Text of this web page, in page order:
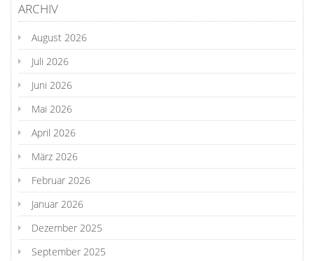
ARCHIV
August 2026
Juli 2026
Juni 2026
Mai 2026
April 2026
März 2026
Februar 2026
Januar 2026
Dezember 2025
September 2025